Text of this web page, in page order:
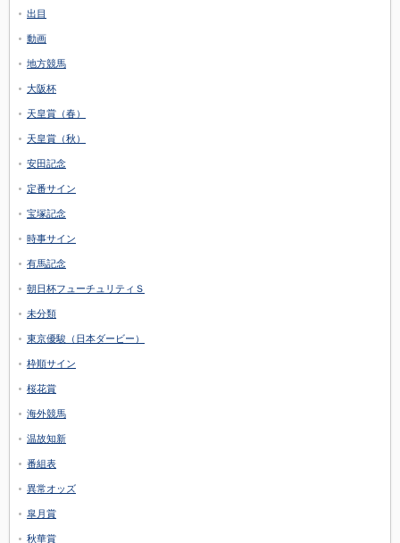
出目
動画
地方競馬
大阪杯
天皇賞（春）
天皇賞（秋）
安田記念
定番サイン
宝塚記念
時事サイン
有馬記念
朝日杯フューチュリティＳ
未分類
東京優駿（日本ダービー）
枠順サイン
桜花賞
海外競馬
温故知新
番組表
異常オッズ
皐月賞
秋華賞